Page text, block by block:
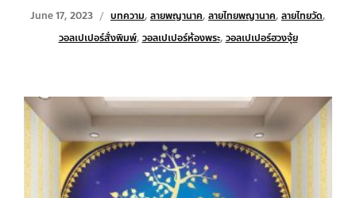
June 17, 2023 บทความ, ลายพญานาค, ลายไทยพญานาค, ลายไทยวัด,
วอลเปเปอร์สั่งพิมพ์, วอลเปเปอร์ห้องพระ, วอลเปเปอร์ฮวงจุ้ย